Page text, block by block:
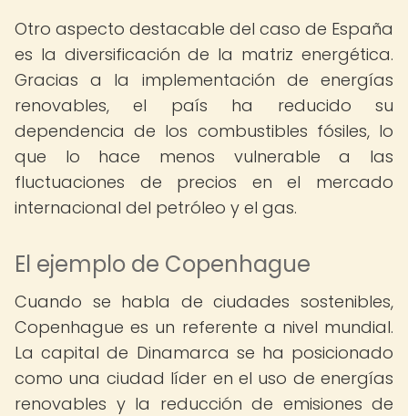
Otro aspecto destacable del caso de España
es la diversificación de la matriz energética.
Gracias a la implementación de energías
renovables, el país ha reducido su
dependencia de los combustibles fósiles, lo
que lo hace menos vulnerable a las
fluctuaciones de precios en el mercado
internacional del petróleo y el gas.
El ejemplo de Copenhague
Cuando se habla de ciudades sostenibles,
Copenhague es un referente a nivel mundial.
La capital de Dinamarca se ha posicionado
como una ciudad líder en el uso de energías
renovables y la reducción de emisiones de